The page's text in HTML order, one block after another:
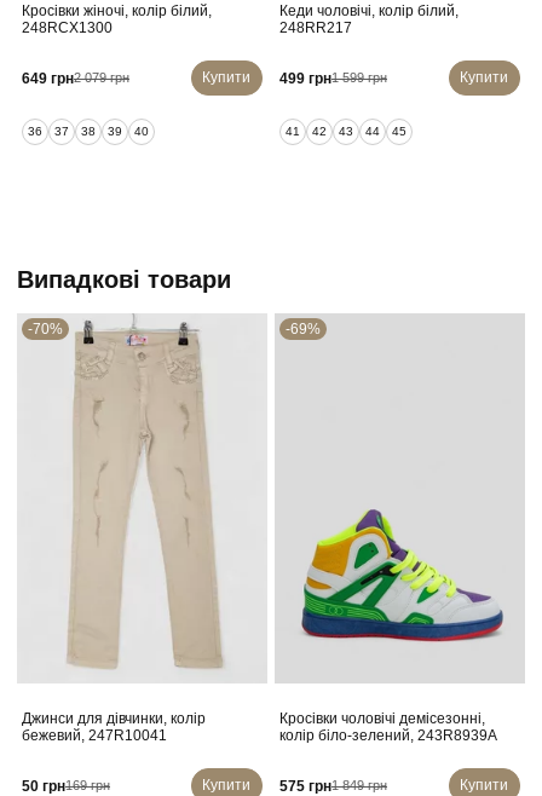
Кросівки жіночі, колір білий,
248RCX1300
649 грн2 079 грн Купити
36 37 38 39 40
Кеди чоловічі, колір білий,
248RR217
499 грн1 599 грн Купити
41 42 43 44 45
Випадкові товари
-70%
Джинси для дівчинки, колір
бежевий, 247R10041
50 грн169 грн Купити
-69%
Кросівки чоловічі демісезонні,
колір біло-зелений, 243R8939A
575 грн1 849 грн Купити